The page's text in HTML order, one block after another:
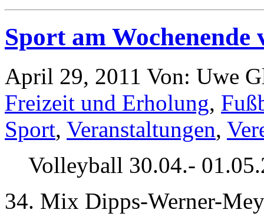
Sport am Wochenende
April 29, 2011 Von: Uwe
Freizeit und Erholung,
Sport, Veranstaltungen,
Volleyball 30.04.-
34. Mix Dipps-Werner-